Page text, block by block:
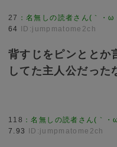
27 ：名無しの読者さん(｀・ω
64 ID:jumpmatome2ch
背すじをピンととか
してた主人公だった
118 ：名無しの読者さん(｀・
7.93 ID:jumpmatome2ch